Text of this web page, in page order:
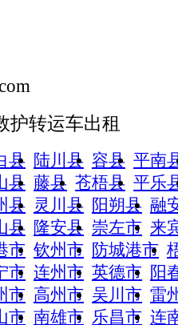
护转运车出租
县 陆川县 容县 平南
县 藤县 苍梧县 平乐
县 灵川县 阳朔县 融
县 隆安县 崇左市 来
市 钦州市 防城港市
市 连州市 英德市 阳
市 高州市 吴川市 雷
市 南雄市 乐昌市 连